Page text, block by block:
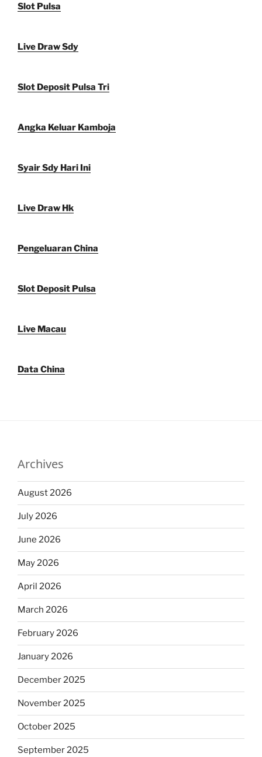
Slot Pulsa
Live Draw Sdy
Slot Deposit Pulsa Tri
Angka Keluar Kamboja
Syair Sdy Hari Ini
Live Draw Hk
Pengeluaran China
Slot Deposit Pulsa
Live Macau
Data China
Archives
August 2026
July 2026
June 2026
May 2026
April 2026
March 2026
February 2026
January 2026
December 2025
November 2025
October 2025
September 2025